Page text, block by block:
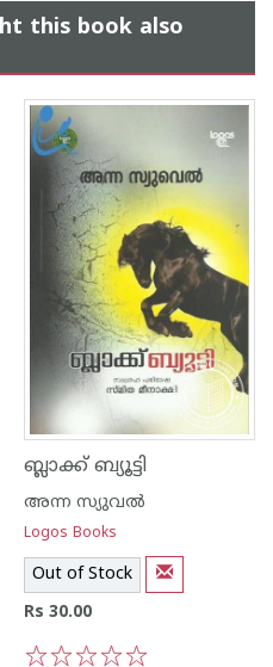
this book also
ബ്ലാക്ക് ബ്യൂട്ടി
അന്ന സ്യുവല്‍
Logos Books
Out of Stock
Rs 30.00